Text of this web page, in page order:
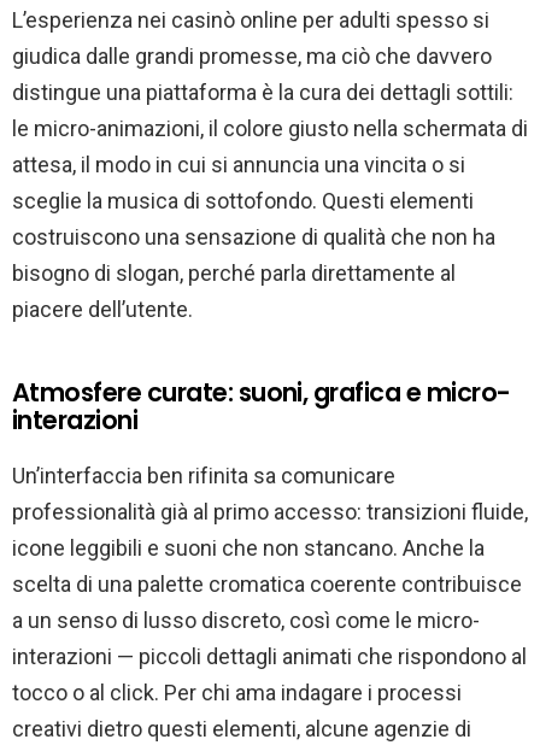
grande
fascino:
l’eleganza
nascosta
nei
casinò
online
için
L’esperienza nei casinò online per adulti spesso si
giudica dalle grandi promesse, ma ciò che davvero
distingue una piattaforma è la cura dei dettagli sottili:
le micro-animazioni, il colore giusto nella schermata di
attesa, il modo in cui si annuncia una vincita o si
sceglie la musica di sottofondo. Questi elementi
costruiscono una sensazione di qualità che non ha
bisogno di slogan, perché parla direttamente al
piacere dell’utente.
Atmosfere curate: suoni, grafica e micro-
interazioni
Un’interfaccia ben rifinita sa comunicare
professionalità già al primo accesso: transizioni fluide,
icone leggibili e suoni che non stancano. Anche la
scelta di una palette cromatica coerente contribuisce
a un senso di lusso discreto, così come le micro-
interazioni — piccoli dettagli animati che rispondono al
tocco o al click. Per chi ama indagare i processi
creativi dietro questi elementi, alcune agenzie di